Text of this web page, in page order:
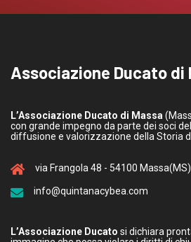
Associazione Ducato di
L’Associazione Ducato di Massa
con grande impegno da parte dei soci
diffusione e valorizzazione della Storia
via Frangola 48 - 54100 Massa(MS)
info@quintanacybea.com
L’Associazione Ducato si dichiara